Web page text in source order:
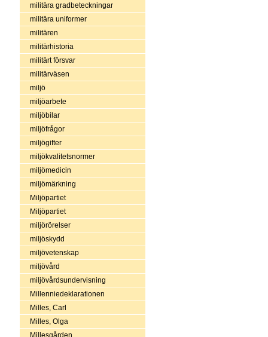
militära gradbeteckningar
militära uniformer
militären
militärhistoria
militärt försvar
militärväsen
miljö
miljöarbete
miljöbilar
miljöfrågor
miljögifter
miljökvalitetsnormer
miljömedicin
miljömärkning
Miljöpartiet
Miljöpartiet
miljörörelser
miljöskydd
miljövetenskap
miljövård
miljövårdsundervisning
Millenniedeklarationen
Milles, Carl
Milles, Olga
Millesgården